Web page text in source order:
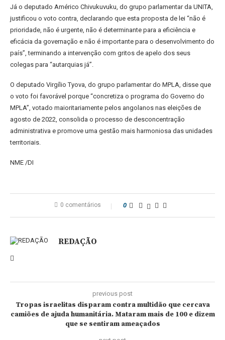
Já o deputado Américo Chivukuvuku, do grupo parlamentar da UNITA,
justificou o voto contra, declarando que esta proposta de lei “não é
prioridade, não é urgente, não é determinante para a eficiência e
eficácia da governação e não é importante para o desenvolvimento do
país”, terminando a intervenção com gritos de apelo dos seus
colegas para “autarquias já”.
O deputado Virgílio Tyova, do grupo parlamentar do MPLA, disse que
o voto foi favorável porque “concretiza o programa do Governo do
MPLA”, votado maioritariamente pelos angolanos nas eleições de
agosto de 2022, consolida o processo de desconcentração
administrativa e promove uma gestão mais harmoniosa das unidades
territoriais.
NME /DI
0 comentários 0
REDAÇÃO
previous post
Tropas israelitas disparam contra multidão que cercava
camiões de ajuda humanitária. Mataram mais de 100 e dizem
que se sentiram ameaçados